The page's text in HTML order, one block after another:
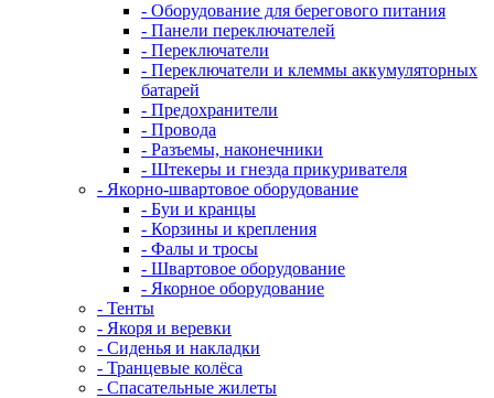
- Оборудование для берегового питания
- Панели переключателей
- Переключатели
- Переключатели и клеммы аккумуляторных
батарей
- Предохранители
- Провода
- Разъемы, наконечники
- Штекеры и гнезда прикуривателя
- Якорно-швартовое оборудование
- Буи и кранцы
- Корзины и крепления
- Фалы и тросы
- Швартовое оборудование
- Якорное оборудование
- Тенты
- Якоря и веревки
- Сиденья и накладки
- Транцевые колёса
- Спасательные жилеты